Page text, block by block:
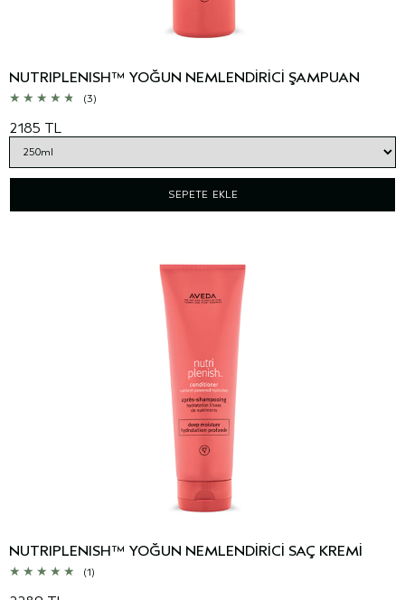
NUTRIPLENISH™ YOĞUN NEMLENDİRİCİ ŞAMPUAN
(3)
2185 TL
SEPETE EKLE
NUTRIPLENISH™ YOĞUN NEMLENDİRİCİ SAÇ KREMİ
(1)